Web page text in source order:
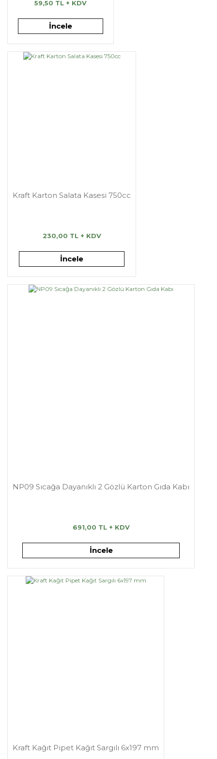
59,50 TL + KDV
İncele
Kraft Karton Salata Kasesi 750cc
230,00 TL + KDV
İncele
NP09 Sıcağa Dayanıklı 2 Gözlü Karton Gıda Kabı
691,00 TL + KDV
İncele
Kraft Kağıt Pipet Kağıt Sargılı 6x197 mm